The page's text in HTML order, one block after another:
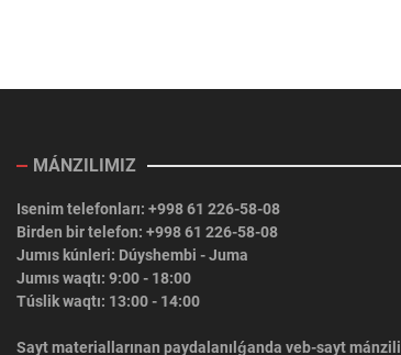
MÁNZILIMIZ
Isenim telefonları: +998 61 226-58-08
Birden bir telefon: +998 61 226-58-08
Jumıs kúnleri: Dúyshembi - Juma
Jumıs waqtı: 9:00 - 18:00
Túslik waqtı: 13:00 - 14:00
Sayt materiallarınan paydalanılǵanda veb-sayt mánzili